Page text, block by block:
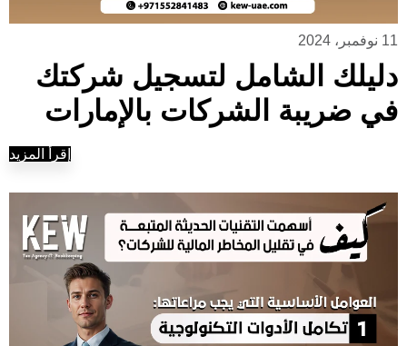
11 نوفمبر، 2024
دليلك الشامل لتسجيل شركتك
في ضريبة الشركات بالإمارات
إقرأ المزيد